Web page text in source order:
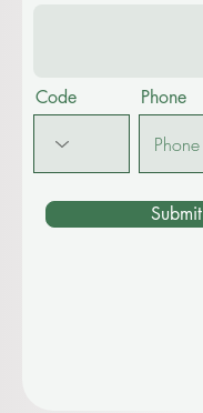
Code Phone
Submit